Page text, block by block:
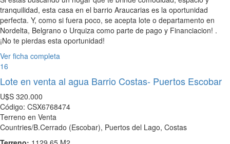
tranquilidad, esta casa en el barrio Araucarias es la oportunidad
perfecta. Y, como si fuera poco, se acepta lote o departamento en
Nordelta, Belgrano o Urquiza como parte de pago y Financiacion! .
¡No te pierdas esta oportunidad!
Ver ficha completa
16
Lote en venta al agua Barrio Costas- Puertos Escobar
U$S 320.000
Código: CSX6768474
Terreno en Venta
Countries/B.Cerrado (Escobar), Puertos del Lago, Costas